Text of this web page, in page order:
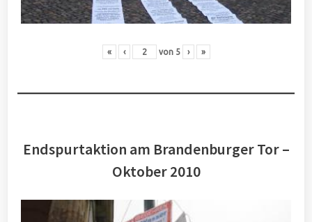
« ‹ von 5 › »
Endspurtaktion am Brandenburger Tor –
Oktober 2010